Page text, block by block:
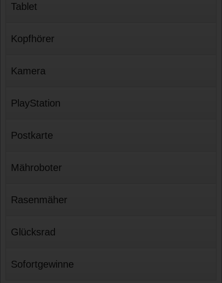
Tablet
Kopfhörer
Kamera
PlayStation
Postkarte
Mähroboter
Rasenmäher
Glücksrad
Sofortgewinne